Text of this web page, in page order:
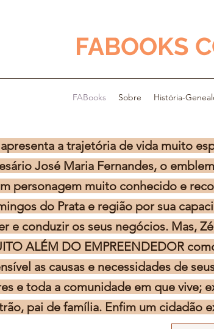
FABOOKS
FABooks Sobre História-
a trajetória de vida muito
José Maria Fernandes, o
personagem muito conhecido e
do Prata e região por sua
e conduzir os seus negócios. Mas,
ALÉM DO EMPREENDEDOR
as causas e necessidades de
e toda a comunidade em que vive;
pai de família. Enfim um cidadão